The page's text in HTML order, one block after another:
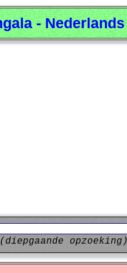
- Nederlands
opzoeking)